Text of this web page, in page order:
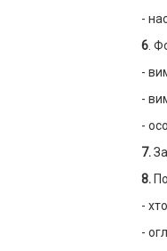
-
6 .
-
-
-
7.
8.
-
-